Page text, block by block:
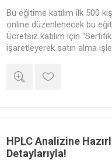
Bu eğitime katılım ilk 500
online düzenlenecek bu
Ücretsiz katılım için
işaretleyerek satın alma
adınıza düzenlenmiş bir
"Sertifika Talebi" kısmını
HPLC Analizine
Detaylarıyla!